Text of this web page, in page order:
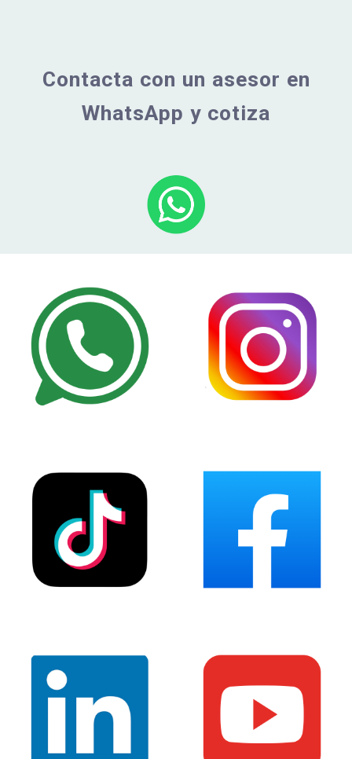
Contacta con un asesor en
WhatsApp y cotiza